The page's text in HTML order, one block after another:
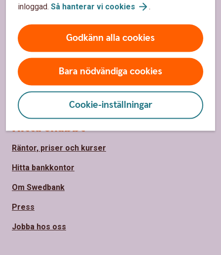
inloggad. Så hanterar vi cookies .
Godkänn alla cookies
Bara nödvändiga cookies
Cookie-inställningar
Ränta på ränta-kalkylator
Räkna på månadssparande
Bolånekalkyl
Räkna på billån
Räkna ut pension
Hitta snabbt
Räntor, priser och kurser
Hitta bankkontor
Om Swedbank
Press
Jobba hos oss